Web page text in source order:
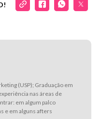
(USP); Graduação em
nas áreas de
em algum palco
e em alguns afters